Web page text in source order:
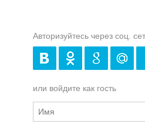
Авторизуйтесь через соц.
или войдите как гость